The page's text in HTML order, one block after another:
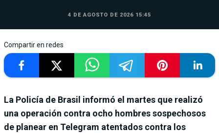
4 DE AGOSTO DE 2026 15:45
Compartir en redes
La Policía de Brasil informó el martes que realizó
una operación contra ocho hombres sospechosos
de planear en Telegram atentados contra los